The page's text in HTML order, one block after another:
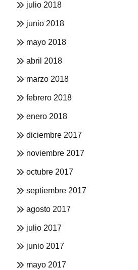
julio 2018
junio 2018
mayo 2018
abril 2018
marzo 2018
febrero 2018
enero 2018
diciembre 2017
noviembre 2017
octubre 2017
septiembre 2017
agosto 2017
julio 2017
junio 2017
mayo 2017